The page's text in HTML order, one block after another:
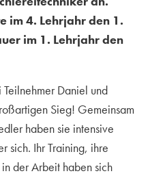
im 4. Lehrjahr den 1.
im 1. Lehrjahr den
Daniel und
Sieg! Gemeinsam
haben sie intensive
sich. Ihr Training, ihre
der Arbeit haben sich